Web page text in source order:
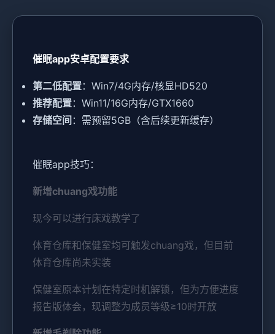
催眠app安卓配置要求
​第二低配置​​：Win7/4G内存/核显HD520
​推荐配置​​：Win11/16G内存/GTX1660
​存储空间​ ​：需预留5GB（含后续更新缓存）
催眠app技巧：
新增chuang戏功能
现今可以进行床戏教学了
体育仓库和保健室均可触发chuang戏，但目前
体育仓库尚未实装
保健室原本计划在特定时机解锁，但为方便进度
报告版体会，现调整为成员等级≥10时开放